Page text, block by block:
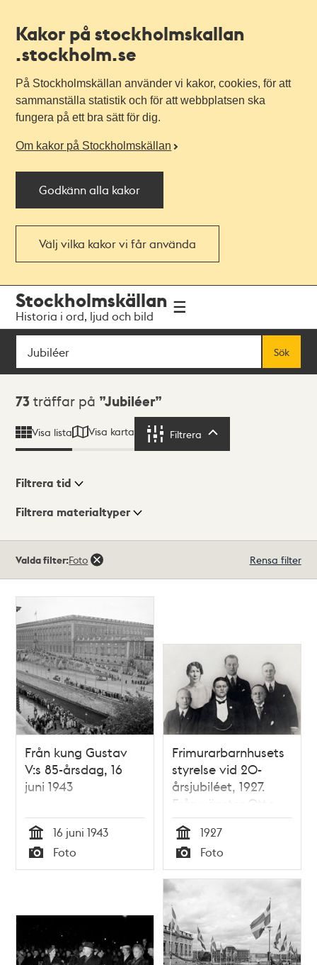
Kakor på stockholmskallan
.stockholm.se
På Stockholmskällan använder vi kakor, cookies, för att
sammanställa statistik och för att webbplatsen ska
fungera på ett bra sätt för dig.
Om kakor på Stockholmskällan
Godkänn alla kakor
Välj vilka kakor vi får använda
navigationen
huvudinnehållet
Stockholmskällan
Historia i ord, ljud och bild
Sök
Sök
Sökresultat
73 träffar på Jubiléer
Visa lista Visa karta Filtrera
Visningsläge
Filtrera tid
Filtrera materialtyper
träffar
Valda filter:Foto Rensa filter
Från kung Gustav
V:s 85-årsdag, 16
juni 1943
Tid
16 juni 1943
Typ
Foto
Frimurarbarnhusets
styrelse vid 20-
årsjubiléet, 1927.
Från vänster Otto
Lundberg, Ester
Gerdsiö, Erik
Broberg, Albin
Redtzer, Nils Lantz
och Henning
Sahlberg.
Tid
1927
Typ
Foto